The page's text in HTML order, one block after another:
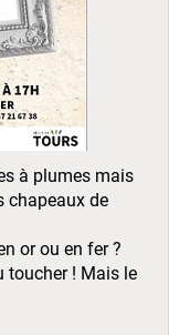
à plumes mais
chapeaux de
or ou en fer ?
toucher ! Mais le